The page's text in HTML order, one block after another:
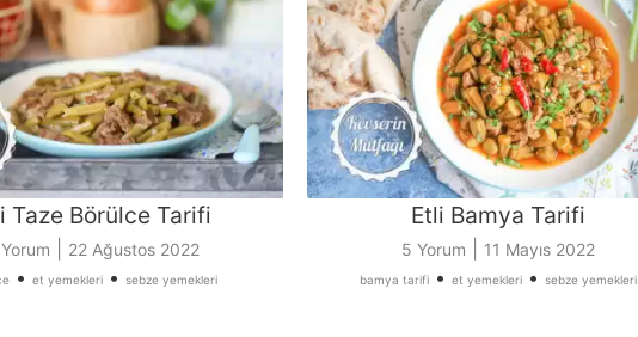
Taze Börülce Tarifi
22 Ağustos 2022
• et yemekleri • sebze yemekleri
Etli Bamya Tarifi
5 Yorum 11 Mayıs 2022
bamya tarifi • et yemekleri • sebze yemekleri